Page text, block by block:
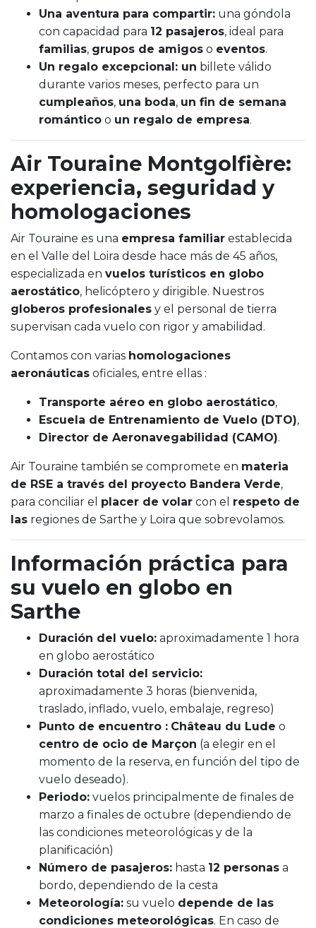
Una aventura para compartir: una góndola
con capacidad para 12 pasajeros, ideal para
familias, grupos de amigos o eventos.
Un regalo excepcional: un billete válido
durante varios meses, perfecto para un
cumpleaños, una boda, un fin de semana
romántico o un regalo de empresa.
Air Touraine Montgolfière:
experiencia, seguridad y
homologaciones
Air Touraine es una empresa familiar establecida
en el Valle del Loira desde hace más de 45 años,
especializada en vuelos turísticos en globo
aerostático, helicóptero y dirigible. Nuestros
globeros profesionales y el personal de tierra
supervisan cada vuelo con rigor y amabilidad.
Contamos con varias homologaciones
aeronáuticas oficiales, entre ellas :
Transporte aéreo en globo aerostático,
Escuela de Entrenamiento de Vuelo (DTO),
Director de Aeronavegabilidad (CAMO).
Air Touraine también se compromete en materia
de RSE a través del proyecto Bandera Verde,
para conciliar el placer de volar con el respeto de
las regiones de Sarthe y Loira que sobrevolamos.
Información práctica para
su vuelo en globo en
Sarthe
Duración del vuelo: aproximadamente 1 hora
en globo aerostático
Duración total del servicio:
aproximadamente 3 horas (bienvenida,
traslado, inflado, vuelo, embalaje, regreso)
Punto de encuentro : Château du Lude o
centro de ocio de Marçon (a elegir en el
momento de la reserva, en función del tipo de
vuelo deseado).
Periodo: vuelos principalmente de finales de
marzo a finales de octubre (dependiendo de
las condiciones meteorológicas y de la
planificación)
Número de pasajeros: hasta 12 personas a
bordo, dependiendo de la cesta
Meteorología: su vuelo depende de las
condiciones meteorológicas. En caso de